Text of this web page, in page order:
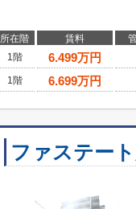
所在階 賃料
1階
6.499万円
1階 6.699万円
ファステー